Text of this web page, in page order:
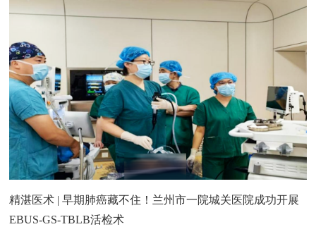
精湛医术 | 早期肺癌藏不住！兰州市一院城关医院成功开展
EBUS-GS-TBLB活检术